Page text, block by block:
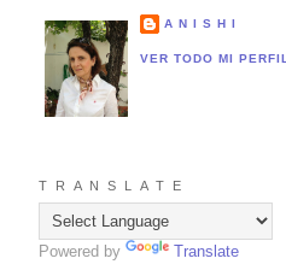
A N I S H I
VER TODO MI PERFIL
T R A N S L A T E
Powered by Translate